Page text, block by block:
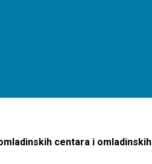
centara i omladinskih